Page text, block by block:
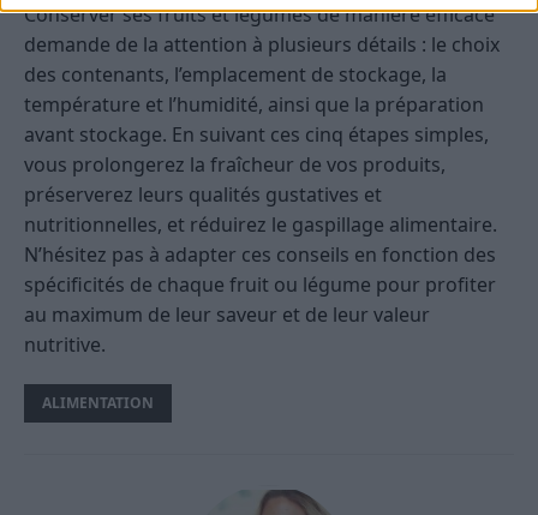
Conserver ses fruits et légumes de manière efficace
demande de la attention à plusieurs détails : le choix
des contenants, l’emplacement de stockage, la
température et l’humidité, ainsi que la préparation
avant stockage. En suivant ces cinq étapes simples,
vous prolongerez la fraîcheur de vos produits,
préserverez leurs qualités gustatives et
nutritionnelles, et réduirez le gaspillage alimentaire.
N’hésitez pas à adapter ces conseils en fonction des
spécificités de chaque fruit ou légume pour profiter
au maximum de leur saveur et de leur valeur
nutritive.
ALIMENTATION